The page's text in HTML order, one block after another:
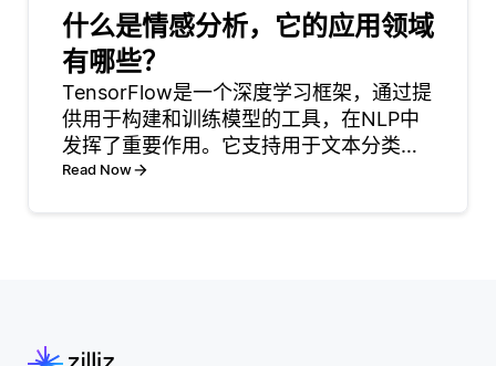
PaaS，基础设
施、中间件和开
发工具都是即用
型的，由服务提
供商进行管理。
这意味着开发人
员不需要担心服
据，而不是将其
发送到中央云服
允许快速的数据
分析和决策制
定，这对于优化
什么是情感分析，它的应用领域
有哪些？
TensorFlow是一个深度学习框架，通过提
供用于构建和训练模型的工具，在NLP中
发挥了重要作用。它支持用于文本分类、
机器翻译和文本摘要等任务的神经网络。
Read Now